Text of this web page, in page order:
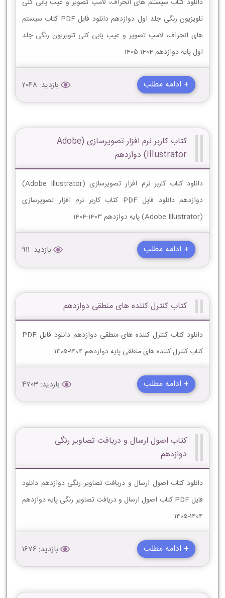
تلویزیون رنگى جلد اول دوازدهم دانلود فایل PDF کتاب سیستم
هاى انحراف، لامپ تصویر و عیب یابى کلى تلویزیون رنگى جلد
اول پایه دوازدهم 1404-1405
+ ادامه مطلب بازدید: 2048
کتاب کاربر نرم افزار تصویرسازی (Adobe
Illustrator) دوازدهم
دانلود کتاب کاربر نرم افزار تصویرسازی (Adobe Illustrator)
دوازدهم دانلود فایل PDF کتاب کاربر نرم افزار تصویرسازی
(Adobe Illustrator) پایه دوازدهم 1403-1404
+ ادامه مطلب بازدید: 911
کتاب کنترل کننده های منطقی دوازدهم
دانلود کتاب کنترل کننده های منطقی دوازدهم دانلود فایل PDF
کتاب کنترل کننده های منطقی پایه دوازدهم 1404-1405
+ ادامه مطلب بازدید: 4703
کتاب اصول ارسال و دریافت تصاویر رنگی
دوازدهم
دانلود کتاب اصول ارسال و دریافت تصاویر رنگی دوازدهم دانلود
فایل PDF کتاب اصول ارسال و دریافت تصاویر رنگی پایه دوازدهم
1404-1405
+ ادامه مطلب بازدید: 1676